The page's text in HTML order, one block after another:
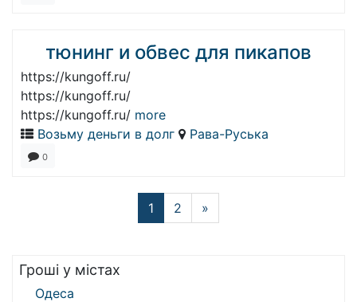
тюнинг и обвес для пикапов
https://kungoff.ru/
https://kungoff.ru/
https://kungoff.ru/ more
Возьму деньги в долг
Рава-Руська
0
1 2 »
Гроші у містах
Одеса